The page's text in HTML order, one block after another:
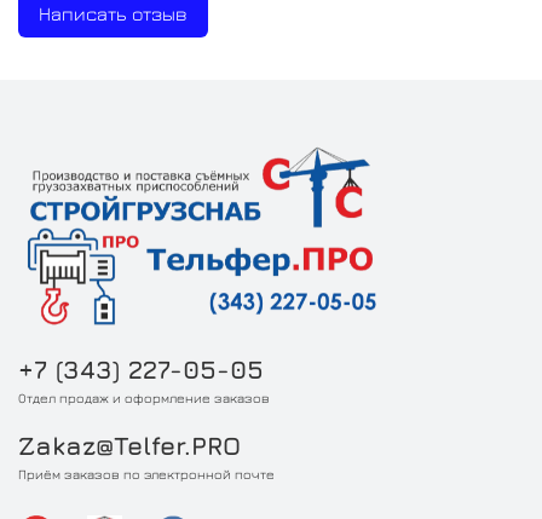
Написать отзыв
+7 (343) 227-05-05
Отдел продаж и оформление заказов
Zakaz@Telfer.PRO
Приём заказов по электронной почте